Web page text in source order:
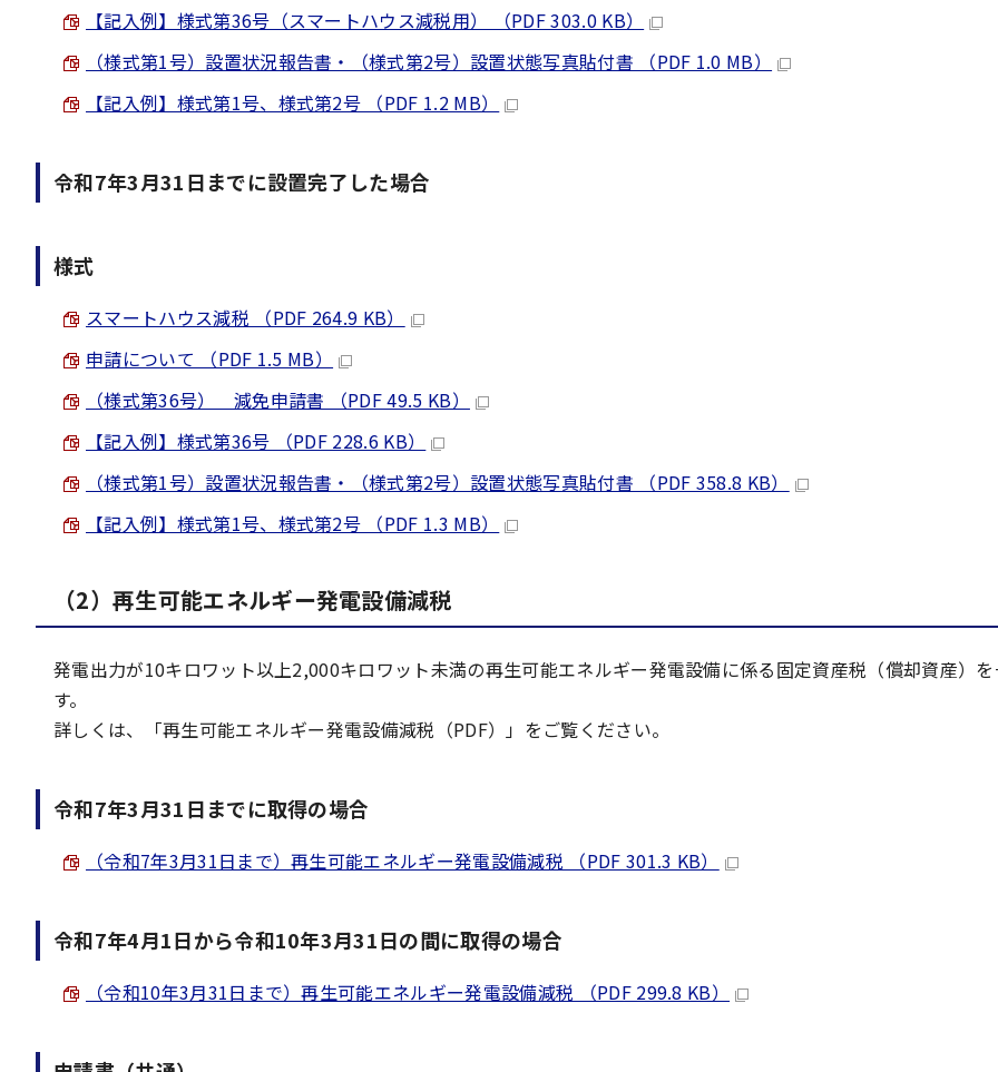
【記入例】様式第36号（スマートハウス減税用） （PDF 303.0 KB）
（様式第1号）設置状況報告書・（様式第2号）設置状態写真貼付書 （PDF 1.0 MB）
【記入例】様式第1号、様式第2号 （PDF 1.2 MB）
令和7年3月31日までに設置完了した場合
様式
スマートハウス減税 （PDF 264.9 KB）
申請について （PDF 1.5 MB）
（様式第36号） 減免申請書 （PDF 49.5 KB）
【記入例】様式第36号 （PDF 228.6 KB）
（様式第1号）設置状況報告書・（様式第2号）設置状態写真貼付書 （PDF 358.8 KB）
【記入例】様式第1号、様式第2号 （PDF 1.3 MB）
（2）再生可能エネルギー発電設備減税
発電出力が10キロワット以上2,000キロワット未満の再生可能エネルギー発電設備に係る固定資産税（償却資産）
す。
詳しくは、「再生可能エネルギー発電設備減税（PDF）」をご覧ください。
令和7年3月31日までに取得の場合
（令和7年3月31日まで）再生可能エネルギー発電設備減税 （PDF 301.3 KB）
令和7年4月1日から令和10年3月31日の間に取得の場合
（令和10年3月31日まで）再生可能エネルギー発電設備減税 （PDF 299.8 KB）